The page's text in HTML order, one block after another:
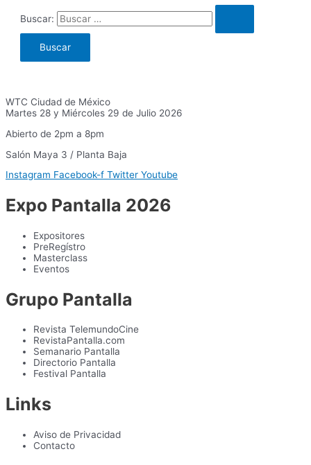
Buscar:
WTC Ciudad de México
Martes 28 y Miércoles 29 de Julio 2026
Abierto de 2pm a 8pm
Salón Maya 3 / Planta Baja
Instagram Facebook-f Twitter Youtube
Expo Pantalla 2026
Expositores
PreRegístro
Masterclass
Eventos
Grupo Pantalla
Revista TelemundoCine
RevistaPantalla.com
Semanario Pantalla
Directorio Pantalla
Festival Pantalla
Links
Aviso de Privacidad
Contacto